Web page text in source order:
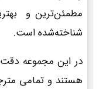
مطمئن‌ترین و
شناخته‌شده است.
در این مجموعه
هستند و تمامی